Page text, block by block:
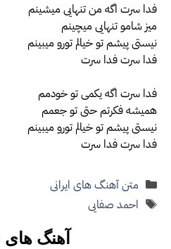
فدا سرت اگه من تنهایی میشینم
میز شامو تنهایی میچینم
نیستی پیشم تو خیالم تورو میبینم
فدا سرت فدا سرت
فدا سرت اگه یکمی تو خودمم
همیشه فکرتم حتی تو جعمم
نیستی پیشم تو خیالم تورو میبینم
فدا سرت فدا سرت
دسته‌ها
متن آهنگ های ایرانی
برچسب‌ها
احمد صفایی
آهنگ